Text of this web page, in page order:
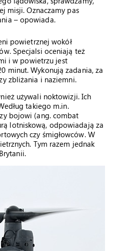
misji. Oznaczamy pas
– opowiada.
powietrznej wokół
Specjalsi oceniają też
i w powietrzu jest
minut. Wykonują zadania, za
zbliżania i naziemni.
używali noktowizji. Ich
takiego m.in.
bojowi (ang. combat
lotniskową, odpowiadają za
czy śmigłowców. W
Tym razem jednak